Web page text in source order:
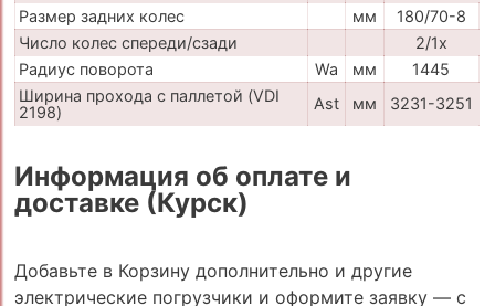
Размер задних колес
мм
180/70-8
Число колес спереди/сзади
2/1x
Радиус поворота
Wa мм
1445
Ширина прохода с паллетой (VDI
2198)
Ast мм 3231-3251
Информация об оплате и
доставке (Курск)
Добавьте в Корзину дополнительно и другие
электрические погрузчики и оформите заявку — с